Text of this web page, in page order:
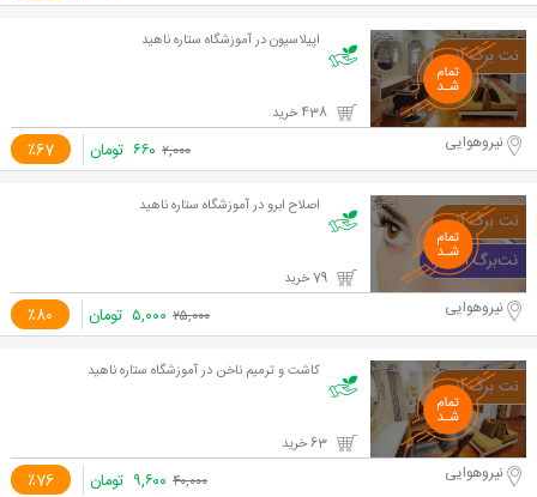
اپیلاسیون در آموزشگاه ستاره ناهید
٪67 نیروهوایی ۲,۰۰۰ ۶۶۰ تومان
اصلاح ابرو در آموزشگاه ستاره ناهید
٪80 نیروهوایی ۲۵,۰۰۰ ۵,۰۰۰ تومان
کاشت و ترمیم ناخن در آموزشگاه ستاره ناهید
٪76 نیروهوایی ۴۰,۰۰۰ ۹,۶۰۰ تومان